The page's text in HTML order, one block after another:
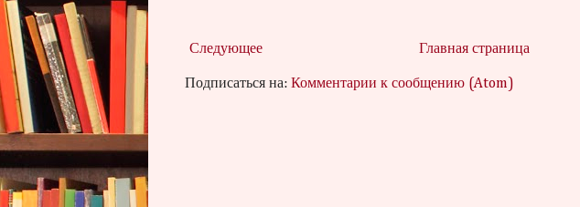
Следующее Главная страница
Подписаться на: Комментарии к сообщению (Atom)